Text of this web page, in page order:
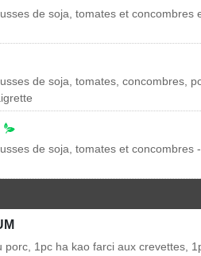
de soja, tomates et concombres
de soja, tomates, concombres,
de soja, tomates et concombres
1pc ha kao farci aux crevettes,